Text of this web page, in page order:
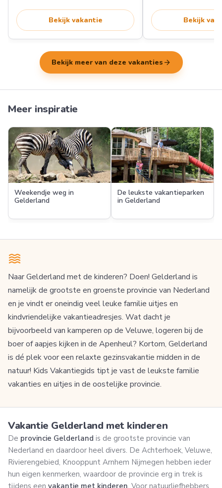
Bekijk vakantie Bekijk
Bekijk meer van deze vakanties arrow_forward
Meer inspiratie
Weekendje weg in
Gelderland
De leukste vakantieparken
in Gelderland
Naar Gelderland met de kinderen? Doen! Gelderland is
namelijk de grootste en groenste provincie van Nederland
en je vindt er oneindig veel leuke familie uitjes en
kindvriendelijke vakantieadresjes. Wat dacht je
bijvoorbeeld van kamperen op de Veluwe, logeren bij de
boer of aapjes kijken in de Apenheul? Kortom, Gelderland
is dé plek voor een relaxte gezinsvakantie midden in de
natuur! Kids Vakantiegids tipt je vast de leukste familie
vakanties en uitjes in de oostelijke provincie.
Vakantie Gelderland met kinderen
De provincie Gelderland is de grootste provincie van
Nederland en daardoor heel divers. De Achterhoek, Veluwe,
Rivierengebied, Knooppunt Arnhem Nijmegen hebben ieder
hun eigen kenmerken, waardoor de provincie erg in trek is
tijdens een vakantie met kinderen. Voor natuurliefhebbers